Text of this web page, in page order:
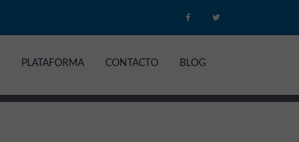
PLATAFORMA CONTACTO BLOG